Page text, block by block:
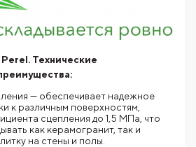
Perel. Технические
— обеспечивает надежное
к различным поверхностям,
сцепления до 1,5 МПа, что
как керамогранит, так и
на стены и полы.